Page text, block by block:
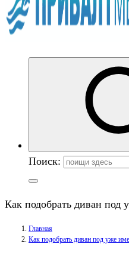
Поиск:
Как подобрать диван
Главная
Как подобрать диван под уже